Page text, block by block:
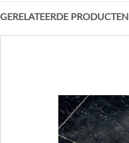
GERELATEERDE PRODUCTEN